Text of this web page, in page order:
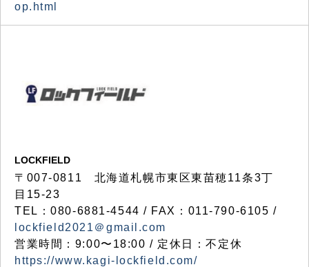
op.html
LOCKFIELD
〒007-0811 北海道札幌市東区東苗穂11条3丁
目15-23
TEL：080-6881-4544 / FAX：011-790-6105 /
lockfield2021＠gmail.com
営業時間：9:00〜18:00 / 定休日：不定休
https://www.kagi-lockfield.com/